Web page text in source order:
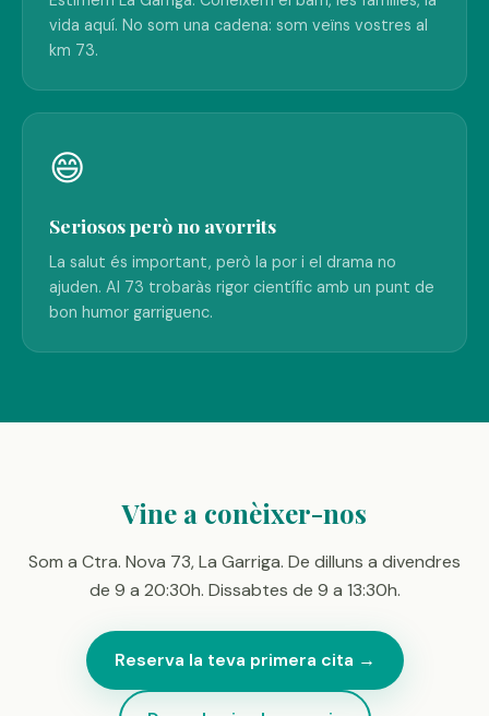
vida aquí. No som una cadena: som veïns vostres al
km 73.
😄
Seriosos però no avorrits
La salut és important, però la por i el drama no
ajuden. Al 73 trobaràs rigor científic amb un punt de
bon humor garriguenc.
Vine a conèixer-nos
Som a Ctra. Nova 73, La Garriga. De dilluns a divendres
de 9 a 20:30h. Dissabtes de 9 a 13:30h.
Reserva la teva primera cita →